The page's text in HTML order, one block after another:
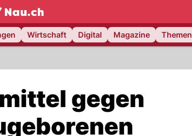
NAU.ch
Wirtschaft Digital Magazine Themen
gegen